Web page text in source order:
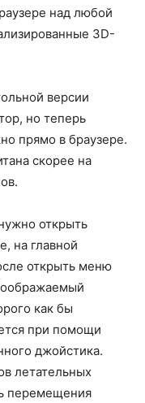
над любой
3D-
версии
но теперь
прямо в браузере.
скорее на
открыть
на главной
открыть меню
как бы
при помощи
джойстика.
летательных
перемещения